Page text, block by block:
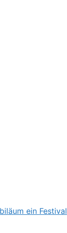
ein Festival